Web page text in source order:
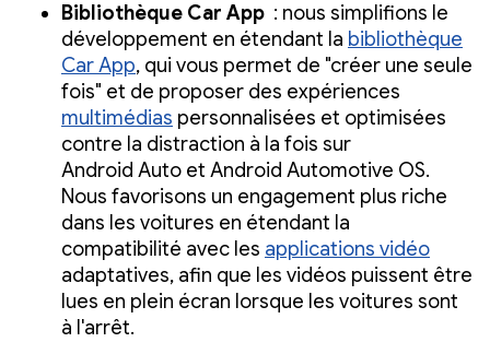
Bibliothèque Car App : nous simplifions le
développement en étendant la bibliothèque
Car App, qui vous permet de "créer une seule
fois" et de proposer des expériences
multimédias personnalisées et optimisées
contre la distraction à la fois sur
Android Auto et Android Automotive OS.
Nous favorisons un engagement plus riche
dans les voitures en étendant la
compatibilité avec les applications vidéo
adaptatives, afin que les vidéos puissent être
lues en plein écran lorsque les voitures sont
à l'arrêt.